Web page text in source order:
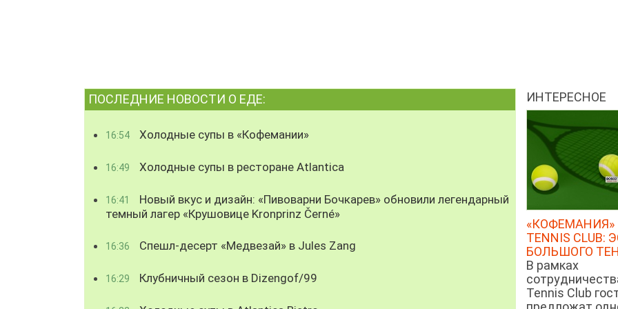
ПОСЛЕДНИЕ НОВОСТИ О ЕДЕ:
16:54 Холодные супы в «Кофемании»
16:49 Холодные супы в ресторане Atlantica
16:41
Новый вкус и дизайн: «Пивоварни Бочкарев» обновили легендарный
темный лагер «Крушовице Kronprinz Černé»
16:36 Спешл-десерт «Медвезай» в Jules Zang
16:29 Клубничный сезон в Dizengof/99
ИНТЕРЕСНОЕ
«КОФЕМАНИЯ»
TENNIS CLUB:
БОЛЬШОГО
В рамках
Tennis Club